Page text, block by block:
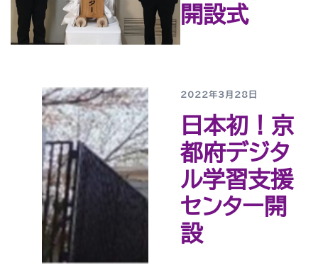
開設式
2022年3月28日
日本初！京
都府デジタ
ル学習支援
センター開
設